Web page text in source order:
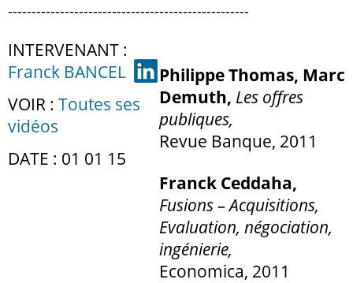
---------------------------------------------------
INTERVENANT :
Franck BANCEL
VOIR : Toutes ses
vidéos
DATE : 01 01 15
Philippe Thomas, Marc
Demuth, Les offres
publiques,
Revue Banque, 2011
Franck Ceddaha,
Fusions – Acquisitions,
Evaluation, négociation,
ingénierie,
Economica, 2011